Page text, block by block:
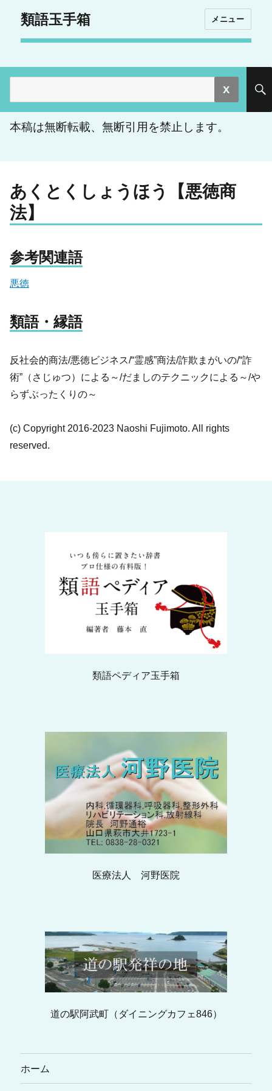
類語玉手箱 メニュー
索:
本稿は無断転載、無断引用を禁止します。
あくとくしょうほう【悪徳商
法】
参考関連語
悪徳
類語・縁語
反社会的商法/悪徳ビジネス/“霊感”商法/詐欺まがいの/“詐
術”（さじゅつ）による～/だましのテクニックによる～/や
らずぶったくりの～
(c) Copyright 2016-2023 Naoshi Fujimoto. All rights
reserved.
類語ペディア玉手箱
医療法人 河野医院
道の駅阿武町（ダイニングカフェ846）
ホーム